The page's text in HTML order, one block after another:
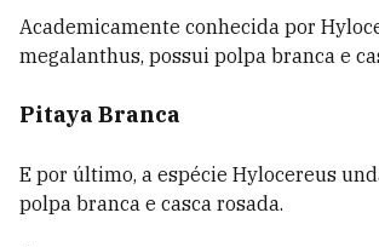
Academicamente conhecida por
megalanthus, possui polpa branca e
Pitaya Branca
E por último, a espécie Hylocereus
polpa branca e casca rosada.